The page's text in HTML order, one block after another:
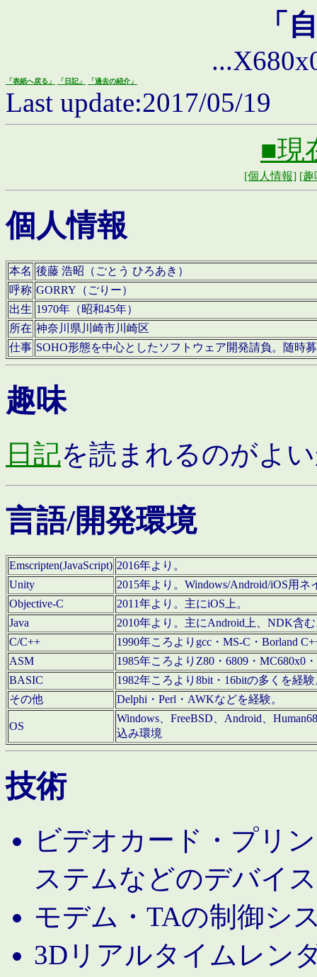
「
「表紙へ戻る」 「日記」 「過去の紹介」
Last update:2017/05/19
■現
[個人情報] [趣
個人情報
本名 後藤 浩昭（ごとう ひろあき）
呼称 GORRY（ごりー）
出生 1970年（昭和45年）
所在 神奈川県川崎市川崎区
仕事 SOHO形態を中心としたソフトウェア開発請負。随時
趣味
日記を読まれるのがよ
言語/開発環境
Emscripten(JavaScript) 2016年より。
Unity
2015年より。Windows/Android/iOS用
Objective-C
2011年より。主にiOS上。
Java
2010年より。主にAndroid上、NDK含
C/C++
1990年ころよりgcc・MS-C・Borland
ASM
1985年ころよりZ80・6809・MC680x0
BASIC
1982年ころより8bit・16bitの多くを経
その他
Delphi・Perl・AWKなどを経験。
OS
Windows、FreeBSD、Android、
込み環境
技術
ビデオカード・プリ
ステムなどのデバイ
モデム・TAの制御シ
3Dリアルタイムレン